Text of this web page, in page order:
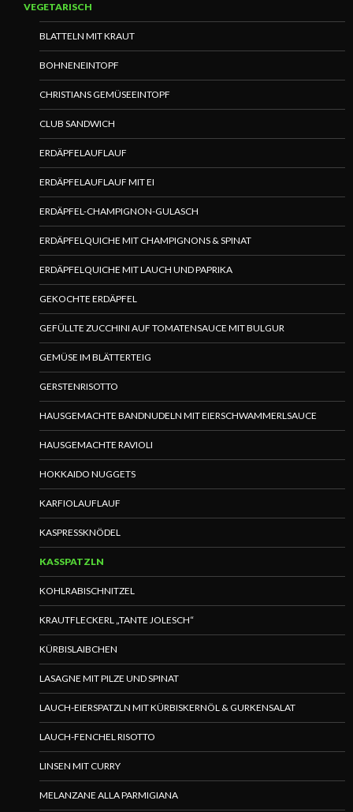
VEGETARISCH
BLATTELN MIT KRAUT
BOHNENEINTOPF
CHRISTIANS GEMÜSEEINTOPF
CLUB SANDWICH
ERDÄPFELAUFLAUF
ERDÄPFELAUFLAUF MIT EI
ERDÄPFEL-CHAMPIGNON-GULASCH
ERDÄPFELQUICHE MIT CHAMPIGNONS & SPINAT
ERDÄPFELQUICHE MIT LAUCH UND PAPRIKA
GEKOCHTE ERDÄPFEL
GEFÜLLTE ZUCCHINI AUF TOMATENSAUCE MIT BULGUR
GEMÜSE IM BLÄTTERTEIG
GERSTENRISOTTO
HAUSGEMACHTE BANDNUDELN MIT EIERSCHWAMMERLSAUCE
HAUSGEMACHTE RAVIOLI
HOKKAIDO NUGGETS
KARFIOLAUFLAUF
KASPRESSKNÖDEL
KASSPATZLN
KOHLRABISCHNITZEL
KRAUTFLECKERL „TANTE JOLESCH“
KÜRBISLAIBCHEN
LASAGNE MIT PILZE UND SPINAT
LAUCH-EIERSPATZLN MIT KÜRBISKERNÖL & GURKENSALAT
LAUCH-FENCHEL RISOTTO
LINSEN MIT CURRY
MELANZANE ALLA PARMIGIANA